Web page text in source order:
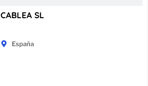
CABLEA SL
España